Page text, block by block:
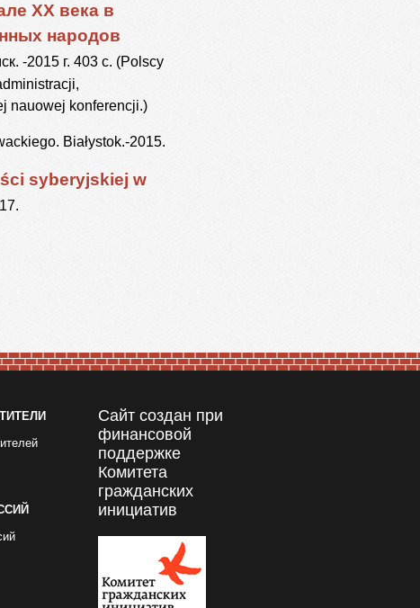
XX века в
народов
-2015 г. 403 с. (Polscy
nauowej konferencji.)
Białystok.-2015.
syberyjskiej w
Сайт создан при
финансовой
поддержке
Комитета
гражданских
инициатив